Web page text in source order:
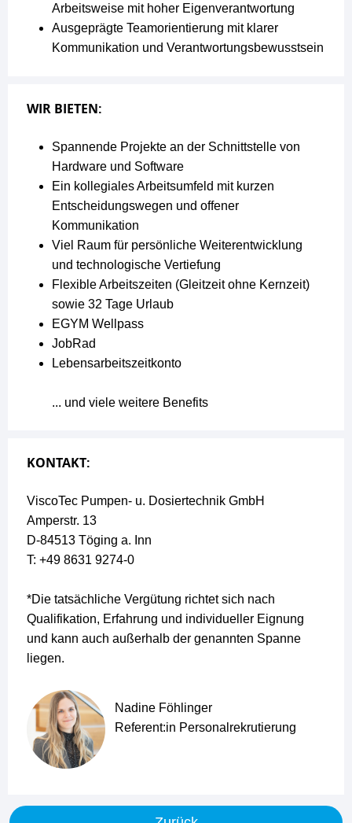
Arbeitsweise mit hoher Eigenverantwortung
Ausgeprägte Teamorientierung mit klarer
Kommunikation und Verantwortungsbewusstsein
WIR BIETEN:
Spannende Projekte an der Schnittstelle von
Hardware und Software
Ein kollegiales Arbeitsumfeld mit kurzen
Entscheidungswegen und offener
Kommunikation
Viel Raum für persönliche Weiterentwicklung
und technologische Vertiefung
Flexible Arbeitszeiten (Gleitzeit ohne Kernzeit)
sowie 32 Tage Urlaub
EGYM Wellpass
JobRad
Lebensarbeitszeitkonto
... und viele weitere Benefits
KONTAKT:
ViscoTec Pumpen- u. Dosiertechnik GmbH
Amperstr. 13
D-84513 Töging a. Inn
T: +49 8631 9274-0
*Die tatsächliche Vergütung richtet sich nach
Qualifikation, Erfahrung und individueller Eignung
und kann auch außerhalb der genannten Spanne
liegen.
Nadine Föhlinger
Referent:in Personalrekrutierung